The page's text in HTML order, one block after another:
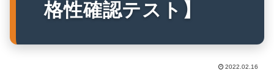
格性確認テスト】
2022.02.16